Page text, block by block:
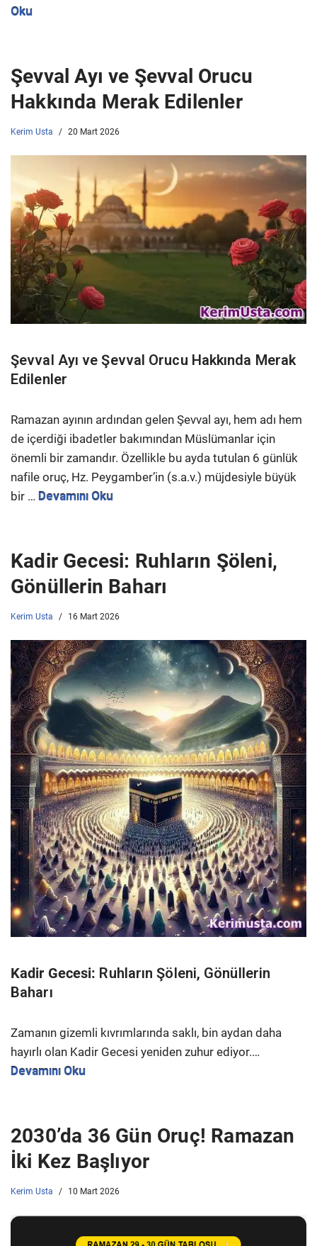
Oku
Şevval Ayı ve Şevval Orucu
Hakkında Merak Edilenler
Kerim Usta 20 Mart 2026
Şevval Ayı ve Şevval Orucu Hakkında Merak
Edilenler
Ramazan ayının ardından gelen Şevval ayı, hem adı hem
de içerdiği ibadetler bakımından Müslümanlar için
önemli bir zamandır. Özellikle bu ayda tutulan 6 günlük
nafile oruç, Hz. Peygamber’in (s.a.v.) müjdesiyle büyük
bir … Devamını Oku
Kadir Gecesi: Ruhların Şöleni,
Gönüllerin Baharı
Kerim Usta 16 Mart 2026
Kadir Gecesi: Ruhların Şöleni, Gönüllerin
Baharı
Zamanın gizemli kıvrımlarında saklı, bin aydan daha
hayırlı olan Kadir Gecesi yeniden zuhur ediyor.…
Devamını Oku
2030’da 36 Gün Oruç! Ramazan
İki Kez Başlıyor
Kerim Usta 10 Mart 2026